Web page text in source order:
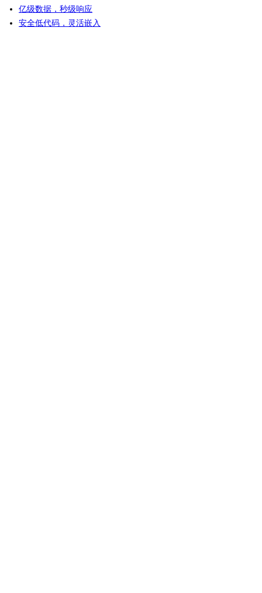
亿级数据，秒级响应
安全低代码，灵活嵌入